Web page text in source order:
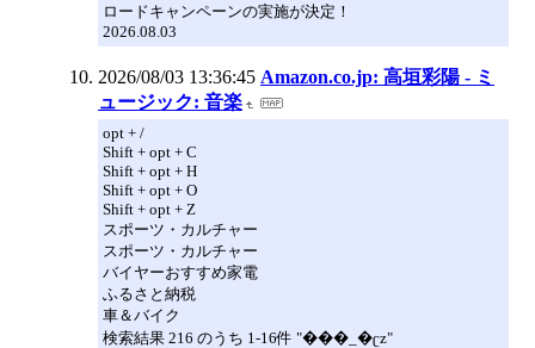
ロードキャンペーンの実施が決定！
2026.08.03
2026/08/03 13:36:45 Amazon.co.jp: 高垣彩陽 - ミ
ュージック: 音楽
opt + /
Shift + opt + C
Shift + opt + H
Shift + opt + O
Shift + opt + Z
スポーツ・カルチャー
スポーツ・カルチャー
バイヤーおすすめ家電
ふるさと納税
車＆バイク
検索結果 216 のうち 1-16件 "���_�ʗz"